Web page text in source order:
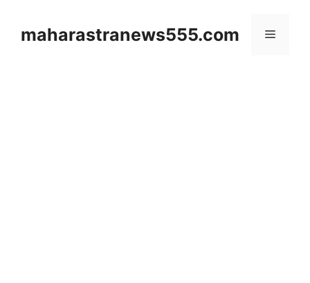
contentmaharastranews555.com Menu